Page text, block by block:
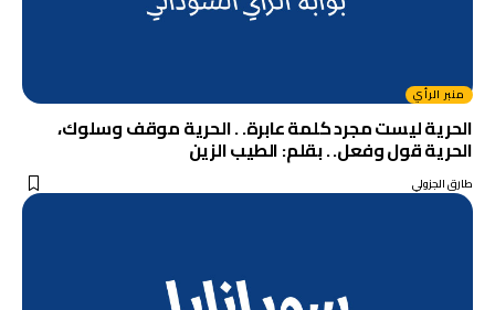
منبر الرأي
الحرية ليست مجرد كلمة عابرة. . الحرية موقف وسلوك،
الحرية قول وفعل. . بقلم: الطيب الزين
طارق الجزولي